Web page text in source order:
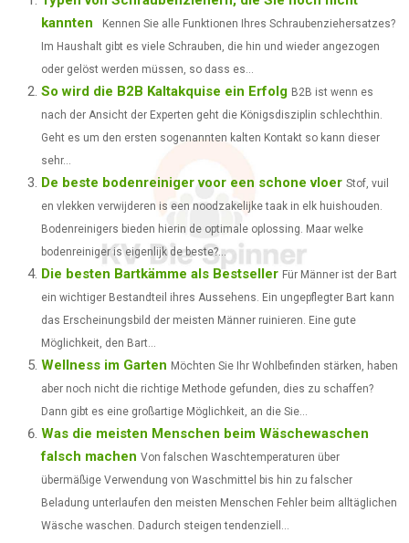
R
O
W
T
E
R
)
R
O
E
O
R
O
T
R
T
R
O
N
K
D
I
R
I
kannten
Kennen Sie alle Funktionen Ihres Schraubenziehersatzes?
Im Haushalt gibt es viele Schrauben, die hin und wieder angezogen
oder gelöst werden müssen, so dass es...
So wird die B2B Kaltakquise ein Erfolg B2B ist wenn es
nach der Ansicht der Experten geht die Königsdisziplin schlechthin.
Geht es um den ersten sogenannten kalten Kontakt so kann dieser
sehr...
De beste bodenreiniger voor een schone vloer Stof, vuil
en vlekken verwijderen is een noodzakelijke taak in elk huishouden.
Bodenreinigers bieden hierin de optimale oplossing. Maar welke
bodenreiniger is eigenlijk de beste?...
Die besten Bartkämme als Bestseller Für Männer ist der Bart
ein wichtiger Bestandteil ihres Aussehens. Ein ungepflegter Bart kann
das Erscheinungsbild der meisten Männer ruinieren. Eine gute
Möglichkeit, den Bart...
Wellness im Garten Möchten Sie Ihr Wohlbefinden stärken, haben
aber noch nicht die richtige Methode gefunden, dies zu schaffen?
Dann gibt es eine großartige Möglichkeit, an die Sie...
Was die meisten Menschen beim Wäschewaschen
falsch machen Von falschen Waschtemperaturen über
übermäßige Verwendung von Waschmittel bis hin zu falscher
Beladung unterlaufen den meisten Menschen Fehler beim alltäglichen
Wäsche waschen. Dadurch steigen tendenziell...